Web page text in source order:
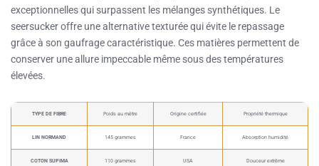
exceptionnelles qui surpassent les mélanges synthétiques. Le
seersucker offre une alternative texturée qui évite le repassage
grâce à son gaufrage caractéristique. Ces matières permettent de
conserver une allure impeccable même sous des températures
élevées.
TYPE DE FIBRE Poids au mètre Origine certifiée Propriété thermique
LIN NORMAND 145 grammes France Absorption humidité
COTON SUPIMA 110 grammes USA Douceur extrême